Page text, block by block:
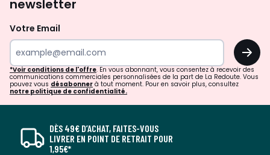
newsletter
Votre Email
OK
*Voir conditions de l'offre. En vous abonnant, vous consentez à recevoir des
communications commerciales personnalisées de la part de La Redoute. Vous
pouvez vous désabonner à tout moment. Pour en savoir plus, consultez
notre politique de confidentialité.
DÈS 49€ D’ACHAT, FAITES-VOUS
LIVRER EN POINT DE RETRAIT POUR
1,95€*